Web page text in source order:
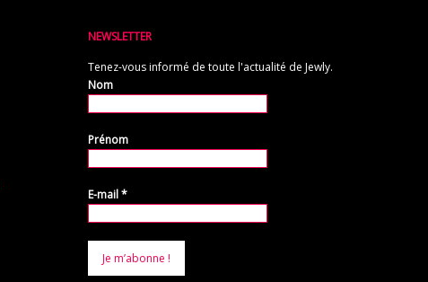
NEWSLETTER
Tenez-vous informé de toute l'actualité de Jewly.
Nom
Prénom
E-mail*